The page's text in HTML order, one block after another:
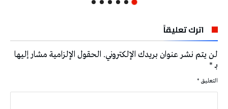
اترك تعليقاً
لن يتم نشر عنوان بريدك الإلكتروني. الحقول الإلزامية مشار إليها
بـ*
التعليق *